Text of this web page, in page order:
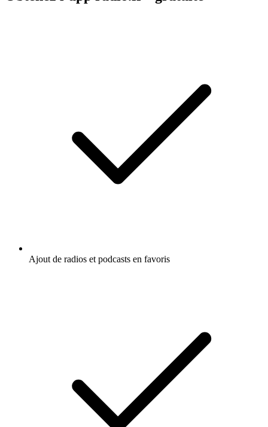
Ajout de radios et podcasts en favoris